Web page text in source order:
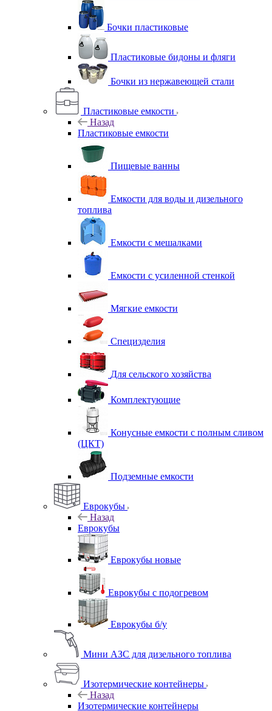
Бочки пластиковые
Пластиковые бидоны и фляги
Бочки из нержавеющей стали
Пластиковые емкости
Назад
Пластиковые емкости
Пищевые ванны
Емкости для воды и дизельного
топлива
Емкости с мешалками
Емкости с усиленной стенкой
Мягкие емкости
Специзделия
Для сельского хозяйства
Комплектующие
Конусные емкости с полным сливом
(ЦКТ)
Подземные емкости
Еврокубы
Назад
Еврокубы
Еврокубы новые
Еврокубы с подогревом
Еврокубы б/у
Мини АЗС для дизельного топлива
Изотермические контейнеры
Назад
Изотермические контейнеры